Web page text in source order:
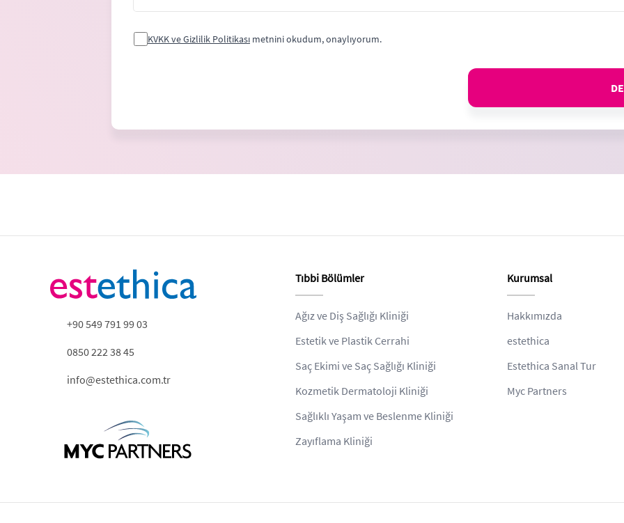
KVKK ve Gizlilik Politikası metnini okudum, onaylıyorum.
+90 549 791 99 03
0850 222 38 45
info@estethica.com.tr
Tıbbi Bölümler
Ağız ve Diş Sağlığı Kliniği
Estetik ve Plastik Cerrahi
Saç Ekimi ve Saç Sağlığı Kliniği
Kozmetik Dermatoloji Kliniği
Sağlıklı Yaşam ve Beslenme Kliniği
Zayıflama Kliniği
Kurumsal
Hakkımızda
estethica
Estethica Sanal Tur
Myc Partners